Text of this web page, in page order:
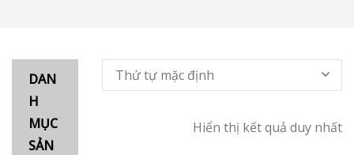
DAN
H
MỤC
SẢN
Hiển thị kết quả duy nhất
Thứ tự mặc định